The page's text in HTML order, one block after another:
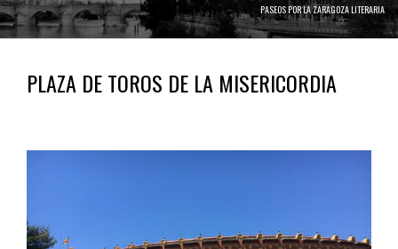
PASEOS POR LA ZARAGOZA LITERARIA
PLAZA DE TOROS DE LA MISERICORDIA